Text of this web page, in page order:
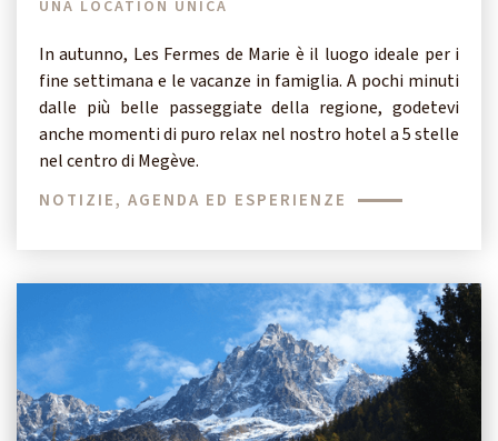
UNA LOCATION UNICA
In autunno, Les Fermes de Marie è il luogo ideale per i
fine settimana e le vacanze in famiglia. A pochi minuti
dalle più belle passeggiate della regione, godetevi
anche momenti di puro relax nel nostro hotel a 5 stelle
nel centro di Megève.
NOTIZIE, AGENDA ED ESPERIENZE